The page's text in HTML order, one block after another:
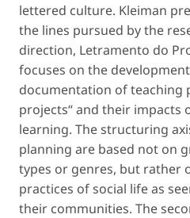
lettered culture. Kleiman
the lines pursued by the
direction, Letramento do
focuses on the
documentation of teaching
projects“ and their impacts
learning. The structuring
planning are based not on
types or genres, but rather
practices of social life as
their communities. The